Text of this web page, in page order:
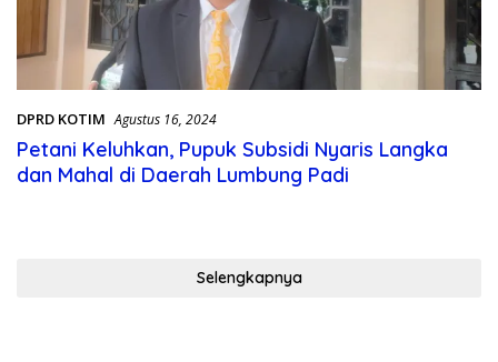
DPRD KOTIM Agustus 16, 2024
Petani Keluhkan, Pupuk Subsidi Nyaris Langka
dan Mahal di Daerah Lumbung Padi
Selengkapnya